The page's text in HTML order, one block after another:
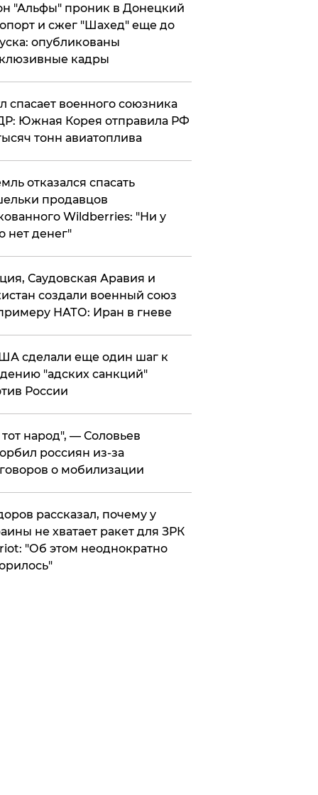
"Альфы" проник в Донецкий
и сжег "Шахед" еще до
опубликованы
кадры
спасает военного союзника
Южная Корея отправила РФ
тонн авиатоплива
отказался спасать
продавцов
Wildberries: "Ни у
нет денег"
Саудовская Аравия и
создали военный союз
НАТО: Иран в гневе
сделали еще один шаг к
"адских санкций"
России
народ", — Соловьев
россиян из-за
о мобилизации
рассказал, почему у
не хватает ракет для ЗРК
"Об этом неоднократно